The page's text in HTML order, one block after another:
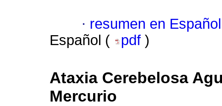
· resumen en Español
Español (
pdf )
Ataxia Cerebelosa
Mercurio